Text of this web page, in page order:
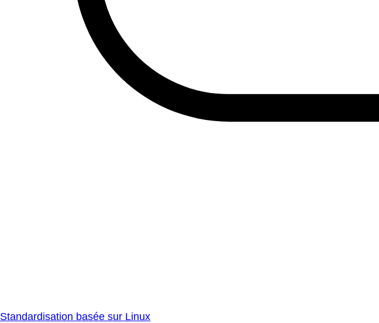
Standardisation basée sur Linux